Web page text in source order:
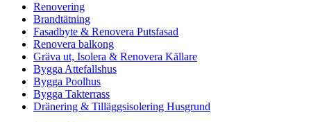
Renovering
Brandtätning
Fasadbyte & Renovera Putsfasad
Renovera balkong
Gräva ut, Isolera & Renovera Källare
Bygga Attefallshus
Bygga Poolhus
Bygga Takterrass
Dränering & Tilläggsisolering Husgrund